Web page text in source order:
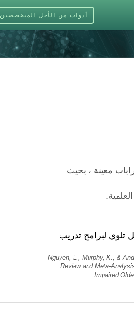
أدوات من الأجل المتخصصين
معينة ، بحيث
تلوي لبرامج تدريب
Nguyen, L., Murphy, K., &
Review and Meta-
Impaired